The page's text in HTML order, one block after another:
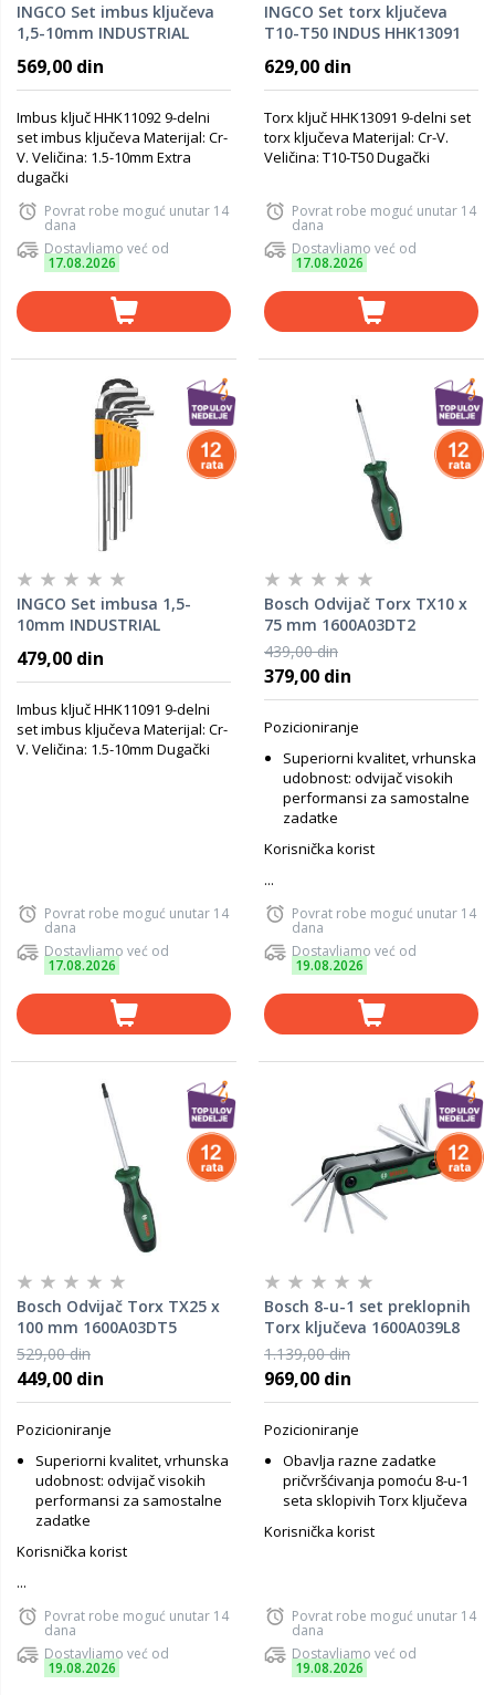
INGCO Set imbus ključeva
1,5-10mm INDUSTRIAL
569,00 din
Imbus ključ HHK11092 9-delni
set imbus ključeva Materijal: Cr-
V. Veličina: 1.5-10mm Extra
dugački
Povrat robe moguć unutar 14
dana
Dostavljamo već od
17.08.2026
INGCO Set torx ključeva
T10-T50 INDUS HHK13091
629,00 din
Torx ključ HHK13091 9-delni set
torx ključeva Materijal: Cr-V.
Veličina: T10-T50 Dugački
Povrat robe moguć unutar 14
dana
Dostavljamo već od
17.08.2026
INGCO Set imbusa 1,5-
10mm INDUSTRIAL
479,00 din
Imbus ključ HHK11091 9-delni
set imbus ključeva Materijal: Cr-
V. Veličina: 1.5-10mm Dugački
Povrat robe moguć unutar 14
dana
Dostavljamo već od
17.08.2026
Bosch Odvijač Torx TX10 x
75 mm 1600A03DT2
439,00 din
379,00 din
Pozicioniranje
Superiorni kvalitet, vrhunska
udobnost: odvijač visokih
performansi za samostalne
zadatke
Korisnička korist
...
Povrat robe moguć unutar 14
dana
Dostavljamo već od
19.08.2026
Bosch Odvijač Torx TX25 x
100 mm 1600A03DT5
529,00 din
449,00 din
Pozicioniranje
Superiorni kvalitet, vrhunska
udobnost: odvijač visokih
performansi za samostalne
zadatke
Korisnička korist
...
Povrat robe moguć unutar 14
dana
Dostavljamo već od
19.08.2026
Bosch 8-u-1 set preklopnih
Torx ključeva 1600A039L8
1.139,00 din
969,00 din
Pozicioniranje
Obavlja razne zadatke
pričvršćivanja pomoću 8-u-1
seta sklopivih Torx ključeva
Korisnička korist
Povrat robe moguć unutar 14
dana
Dostavljamo već od
19.08.2026